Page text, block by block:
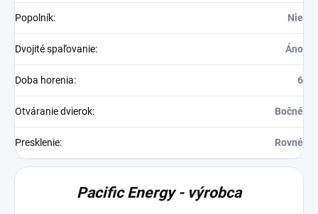
Popolník: Nie
Dvojité spaľovanie: Áno
Doba horenia: 6
Otváranie dvierok: Bočné
Presklenie: Rovné
Pacific Energy - výrobca